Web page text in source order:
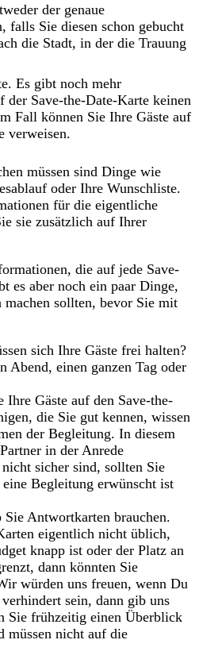
der genaue
falls Sie diesen schon gebucht
die Stadt, in der die Trauung
Es gibt noch mehr
der Save-the-Date-Karte keinen
Fall können Sie Ihre Gäste auf
verweisen.
müssen sind Dinge wie
oder Ihre Wunschliste.
für die eigentliche
sie zusätzlich auf Ihrer
die auf jede Save-
es aber noch ein paar Dinge,
machen sollten, bevor Sie mit
sich Ihre Gäste frei halten?
Abend, einen ganzen Tag oder
Ihre Gäste auf den Save-the-
die Sie gut kennen, wissen
der Begleitung. In diesem
in der Anrede
sicher sind, sollten Sie
Begleitung erwünscht ist
Antwortkarten brauchen.
eigentlich nicht üblich,
knapp ist oder der Platz an
dann könnten Sie
würden uns freuen, wenn Du
sein, dann gib uns
Sie frühzeitig einen Überblick
müssen nicht auf die